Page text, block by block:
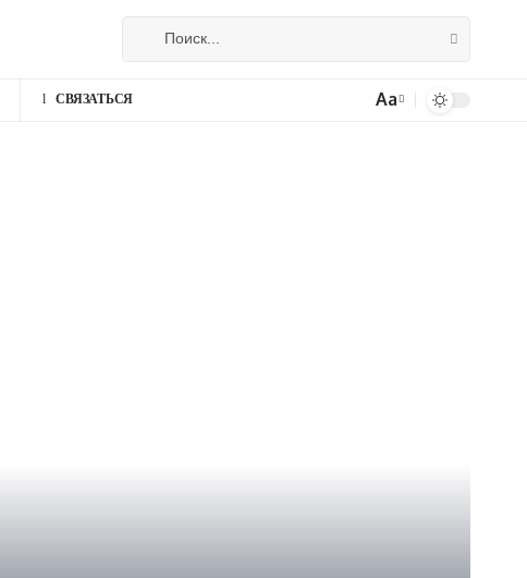
СВЯЗАТЬСЯ
Изменение
Aa